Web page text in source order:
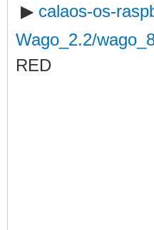
▶ calaos-os-
Wago_2.2/
RED